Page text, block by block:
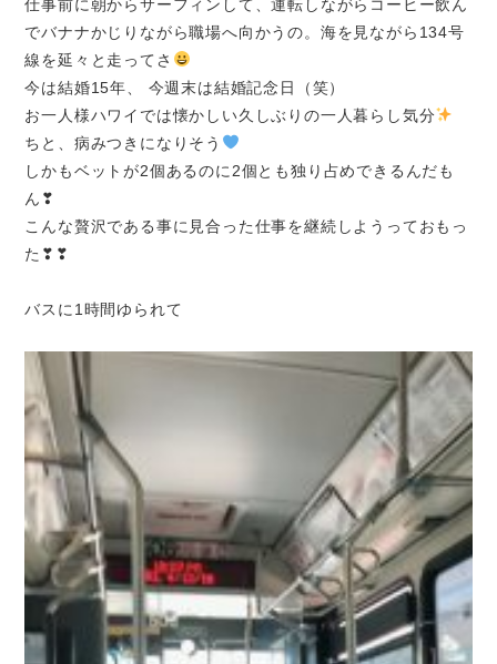
仕事前に朝からサーフィン して、運転しながらコーヒー飲ん
でバナナかじりながら職場へ向かうの。海を見ながら 134号
線を延々と走ってさ
今は結婚15年、 今週末は結婚記念日（笑）
お一人様ハワイでは懐かしい久しぶりの一人暮らし気分
ちと、病みつきになりそう
しかもベットが2個あるのに2個とも独り占めできるんだも
ん❣
こんな贅沢である事に見合った仕事を継続しよう っておもっ
た❣❣
バスに1時間ゆられて